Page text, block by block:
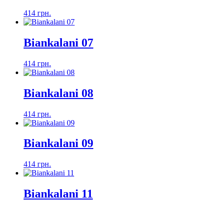
414 грн.
Biankalani 07
414 грн.
Biankalani 08
414 грн.
Biankalani 09
414 грн.
Biankalani 11